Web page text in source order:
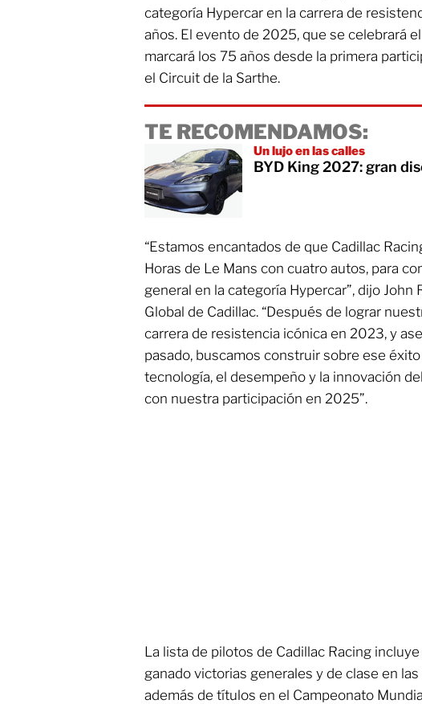
categoría Hypercar en la carrera de
años. El evento de 2025, que se celebrará
marcará los 75 años desde la primera
el Circuit de la Sarthe.
TE RECOMENDAMOS:
Un lujo en las calles
BYD King 2027: gran
“Estamos encantados de que Cadillac
Horas de Le Mans con cuatro autos, para
general en la categoría Hypercar”, dijo John
Global de Cadillac. “Después de lograr
carrera de resistencia icónica en 2023, y
pasado, buscamos construir sobre ese
tecnología, el desempeño y la innovación
con nuestra participación en 2025”.
La lista de pilotos de Cadillac Racing
ganado victorias generales y de clase en
además de títulos en el Campeonato